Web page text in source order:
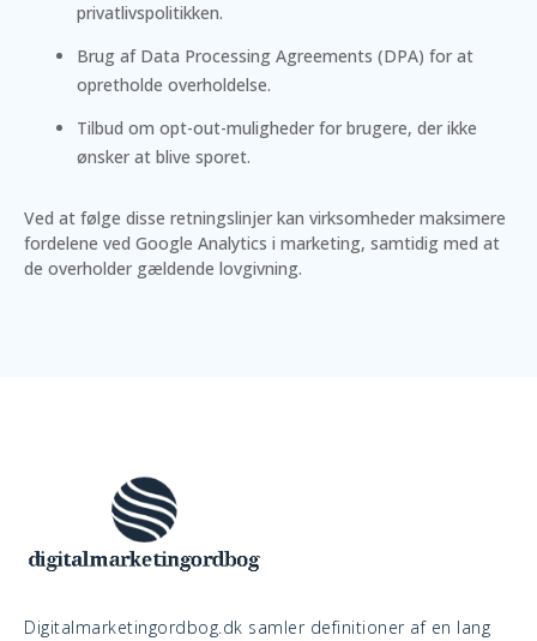
privatlivspolitikken.
Brug af Data Processing Agreements (DPA) for at
opretholde overholdelse.
Tilbud om opt-out-muligheder for brugere, der ikke
ønsker at blive sporet.
Ved at følge disse retningslinjer kan virksomheder maksimere
fordelene ved Google Analytics i marketing, samtidig med at
de overholder gældende lovgivning.
Digitalmarketingordbog.dk samler definitioner af en lang